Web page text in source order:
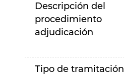
Descripción del
procedimiento
adjudicación
Tipo de tramitación